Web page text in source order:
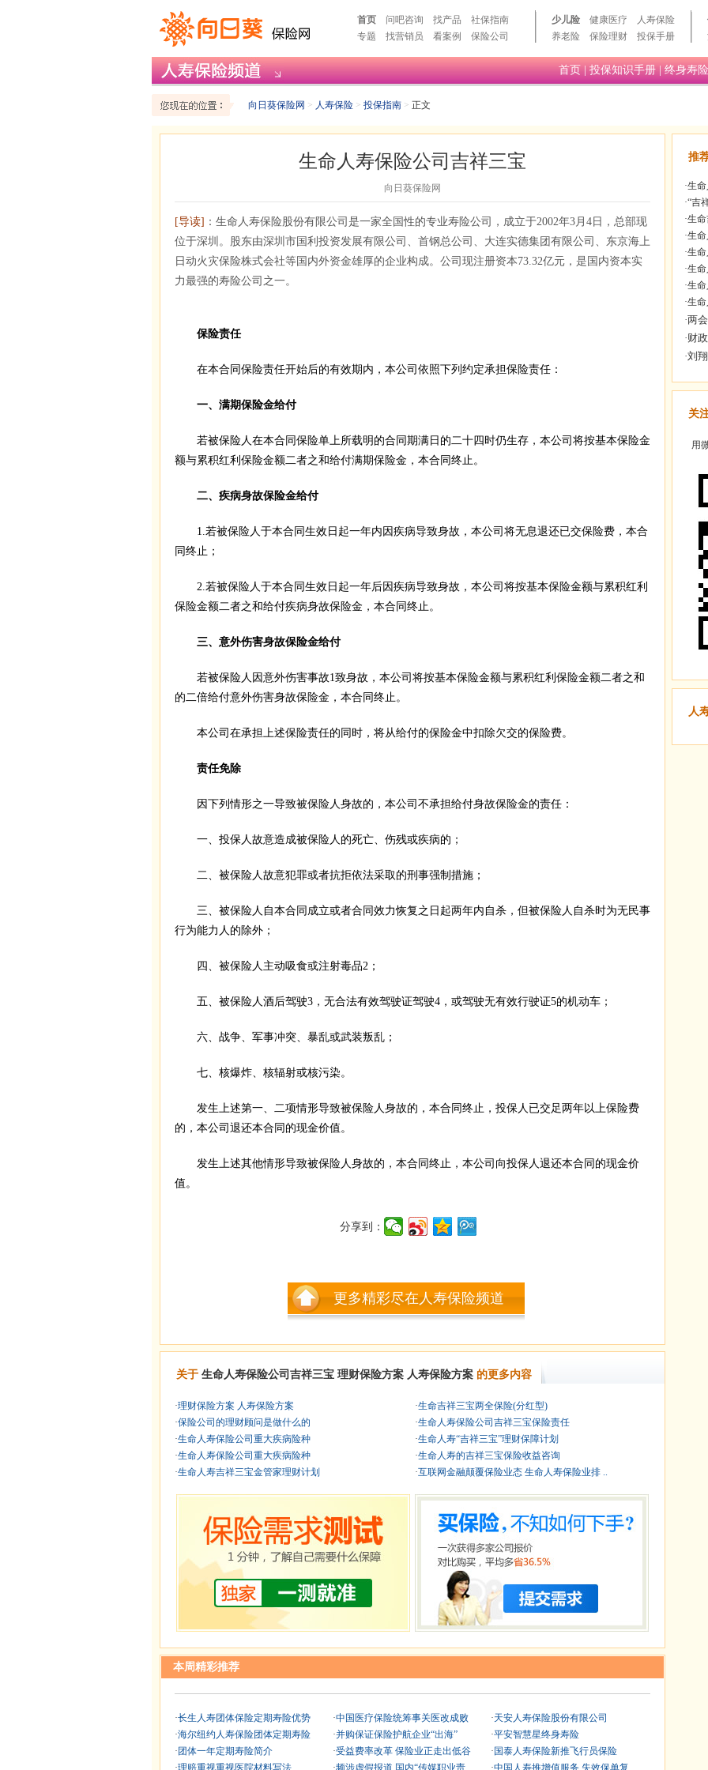
首页 问吧咨询 找产品
社保指南
专题
找营销员 看案例 保险公司
少儿险 健康医疗
人寿保险
养老险
保险理财 投保手册
首页|投保知识手册|终身寿险
向日葵保险网 > 人寿保险 > 投保指南 > 正文
生命人寿保险公司吉祥三宝
向日葵保险网
[导读] ：生命人寿保险股份有限公司是一家全国性的专业寿险公司，成立于2002年3月4日，总部现
位于深圳。股东由深圳市国利投资发展有限公司、首钢总公司、大连实德集团有限公司、东京海上
日动火灾保险株式会社等国内外资金雄厚的企业构成。公司现注册资本73.32亿元，是国内资本实
力最强的寿险公司之一。
保险责任
在本合同保险责任开始后的有效期内，本公司依照下列约定承担保险责任：
一、满期保险金给付
若被保险人在本合同保险单上所载明的合同期满日的二十四时仍生存，本公司将按基本保险金
额与累积红利保险金额二者之和给付满期保险金，本合同终止。
二、疾病身故保险金给付
1.若被保险人于本合同生效日起一年内因疾病导致身故，本公司将无息退还已交保险费，本合
同终止；
2.若被保险人于本合同生效日起一年后因疾病导致身故，本公司将按基本保险金额与累积红利
保险金额二者之和给付疾病身故保险金，本合同终止。
三、意外伤害身故保险金给付
若被保险人因意外伤害事故1致身故，本公司将按基本保险金额与累积红利保险金额二者之和
的二倍给付意外伤害身故保险金，本合同终止。
本公司在承担上述保险责任的同时，将从给付的保险金中扣除欠交的保险费。
责任免除
因下列情形之一导致被保险人身故的，本公司不承担给付身故保险金的责任：
一、投保人故意造成被保险人的死亡、伤残或疾病的；
二、被保险人故意犯罪或者抗拒依法采取的刑事强制措施；
三、被保险人自本合同成立或者合同效力恢复之日起两年内自杀，但被保险人自杀时为无民事
行为能力人的除外；
四、被保险人主动吸食或注射毒品2；
五、被保险人酒后驾驶3，无合法有效驾驶证驾驶4，或驾驶无有效行驶证5的机动车；
六、战争、军事冲突、暴乱或武装叛乱；
七、核爆炸、核辐射或核污染。
发生上述第一、二项情形导致被保险人身故的，本合同终止，投保人已交足两年以上保险费
的，本公司退还本合同的现金价值。
发生上述其他情形导致被保险人身故的，本合同终止，本公司向投保人退还本合同的现金价
值。
分享到：
更多精彩尽在人寿保险频道
关于 生命人寿保险公司吉祥三宝 理财保险方案 人寿保险方案 的更多内容
·理财保险方案 人寿保险方案
·保险公司的理财顾问是做什么的
·生命人寿保险公司重大疾病险种
·生命人寿保险公司重大疾病险种
·生命人寿吉祥三宝金管家理财计划
·生命吉祥三宝两全保险(分红型)
·生命人寿保险公司吉祥三宝保险责任
·生命人寿“吉祥三宝”理财保障计划
·生命人寿的吉祥三宝保险收益咨询
·互联网金融颠覆保险业态 生命人寿保险业排 ..
本周精彩推荐
·长生人寿团体保险定期寿险优势
·海尔纽约人寿保险团体定期寿险
· 团体一年定期寿险简介
·理赔重视重视医院材料写法
·中国医疗保险统筹事关医改成败
·并购保证保险护航企业“出海”
·受益费率改革 保险业正走出低谷
·频涉虚假报道 国内“传媒职业责
·天安人寿保险股份有限公司
·平安智慧星终身寿险
· 国泰人寿保险新推飞行员保险
·中国人寿推增值服务 失效保单复
推
·生
·“吉
·生
·生
·生
·生命
·生
·生
关
用
人